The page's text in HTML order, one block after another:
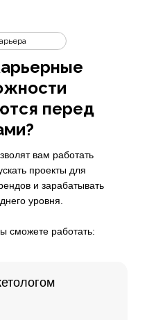
перед
вам работать
проекты для
и зарабатывать
уровня.
сможете работать: